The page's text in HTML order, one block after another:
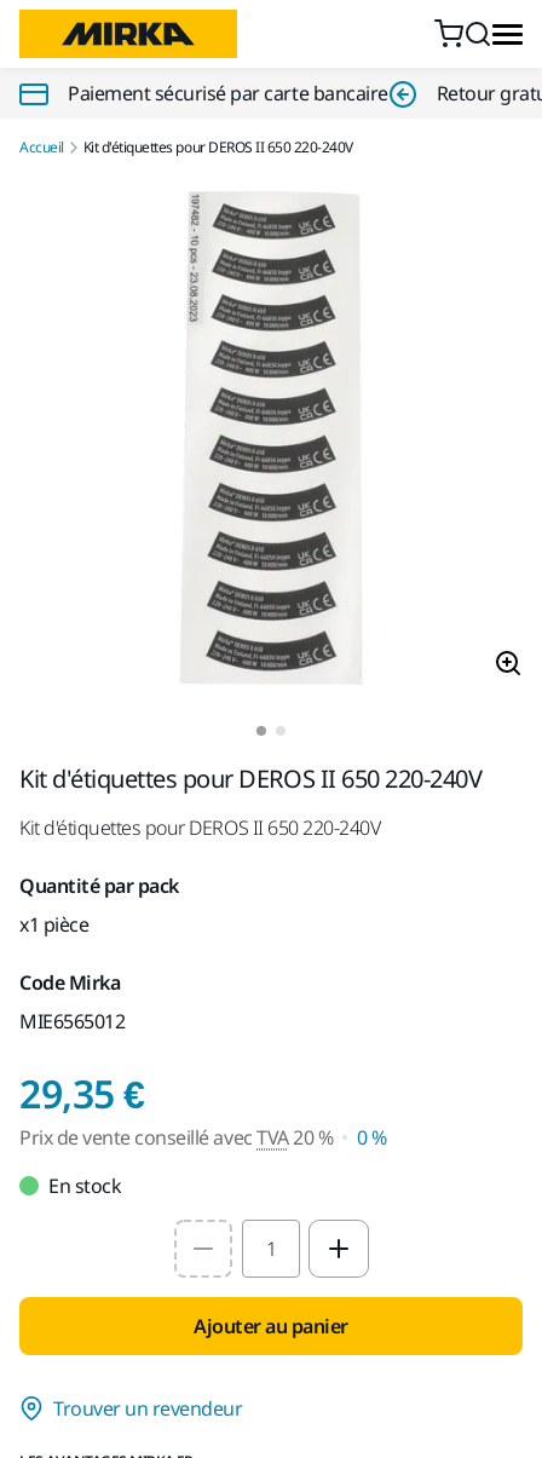
Paiement sécurisé par carte bancaire Retour
Accueil Kit d'étiquettes pour DEROS II 650 220-240V
Kit d'étiquettes pour DEROS II 650 220-240V
Kit d'étiquettes pour DEROS II 650 220-240V
Quantité par pack
x1 pièce
Code Mirka
MIE6565012
29,35 €Prix de vente
Prix de vente conseillé avecTVA20 %
0 %
En stock
Select quantity value
Ajouter au panier
Trouver un revendeur